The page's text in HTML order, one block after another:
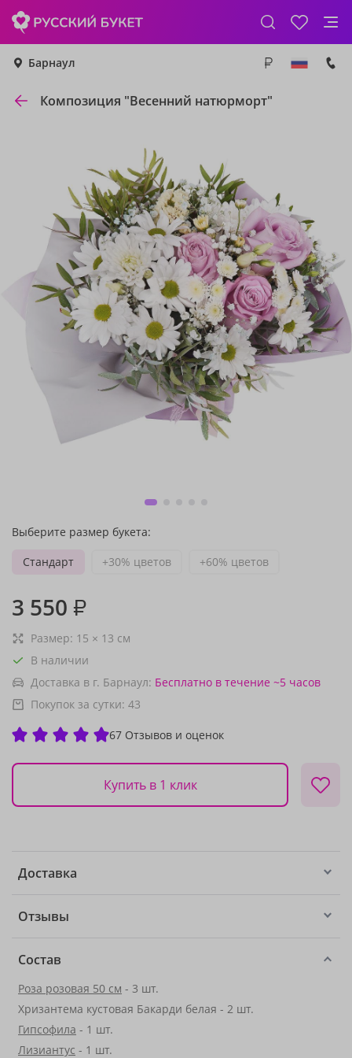
Барнаул
Композиция "Весенний натюрморт"
Выберите размер букета:
Стандарт
+30% цветов +60% цветов
3 550 ₽
Размер: 15 × 13 см
В наличии
Доставка в г. Барнаул: Бесплатно в течение ~5 часов
Покупок за сутки: 43
67 Отзывов и оценок
Купить в 1 клик
Доставка
Отзывы
Состав
Роза розовая 50 см - 3 шт.
Хризантема кустовая Бакарди белая - 2 шт.
Гипсофила - 1 шт.
Лизиантус - 1 шт.